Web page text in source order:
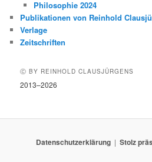
Philosophie 2024
Publikationen von Reinhold
Verlage
Zeitschriften
Ⓒ BY REINHOLD CLAUSJÜRGENS
2013–2026
Datenschutzerklärung Stolz